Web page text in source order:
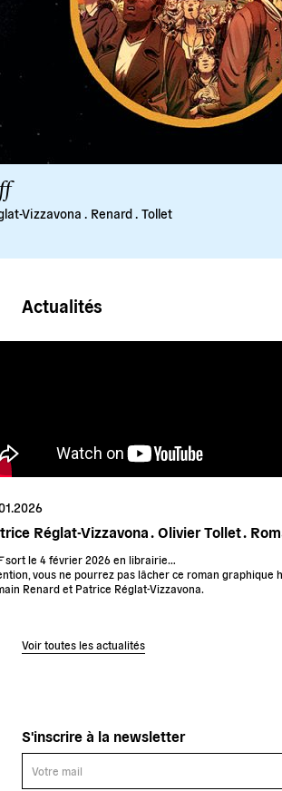
Vizzavona . Renard. Tollet
Actualités
Réglat-Vizzavona . Olivier Tollet .
sort le 4 février 2026 en librairie…
vous ne pourrez pas lâcher ce roman graphique
Renard et Patrice Réglat-Vizzavona.
Voir toutes les actualités
S'inscrire à la newsletter